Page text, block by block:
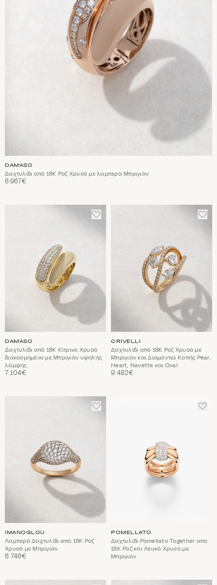
DAMASO
Δαχτυλίδι από 18Κ Ροζ Χρυσό με λαμπερά Μπριγιάν
6.967€
ΠΡΟΣΘΈΣΤΕ
ΣΤΑ
DAMASO
Δαχτυλίδι από 18Κ Κίτρινο Χρυσό
διακοσμημένο με Μπριγιάν υψηλής
λάμψης
7.104€
ΣΤΑ
CRIVELLI
Δαχτυλίδι από 18Κ Ροζ Χρυσό με
Μπριγιάν και Διαμάντια Κοπής Pear,
Heart, Navette και Oval
9.482€
ΠΡΟΣΘΈΣΤΕ
ΣΤΑ
IMANOGLOU
Λαμπερό Δαχτυλίδι από 18Κ Ροζ
Χρυσό με Μπριγιάν
6.746€
ΣΤΑ
POMELLATO
Δαχτυλίδι Pomellato Together από
18Κ Ροζ και Λευκό Χρυσό με
Μπριγιάν